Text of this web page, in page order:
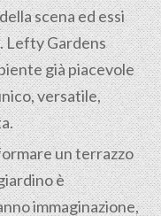
scena ed essi
Lefty Gardens
già piacevole
versatile,
un terrazzo
è
immaginazione,